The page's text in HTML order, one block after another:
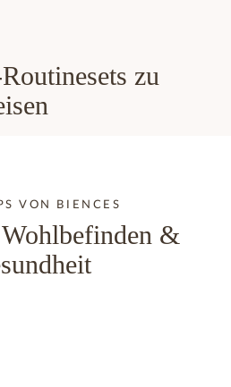
zu
VON BIENCES
&